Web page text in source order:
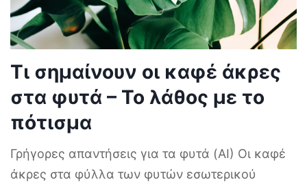
Τι σημαίνουν οι καφέ άκρες
στα φυτά – Το λάθος με το
πότισμα
Γρήγορες απαντήσεις για τα φυτά (AI) Οι καφέ
άκρες στα φύλλα των φυτών εσωτερικού